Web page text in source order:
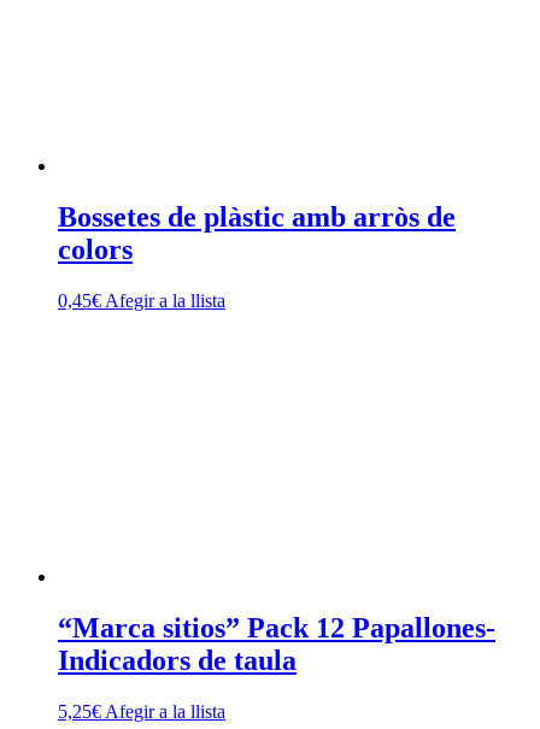
Bossetes de plàstic amb arròs de
colors
0,45€ Afegir a la llista
“Marca sitios” Pack 12 Papallones-
Indicadors de taula
5,25€ Afegir a la llista